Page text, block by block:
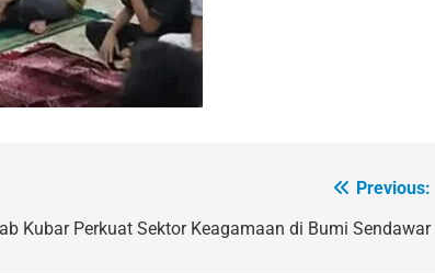
Previous:
Kubar Perkuat Sektor Keagamaan di Bumi Sendawar